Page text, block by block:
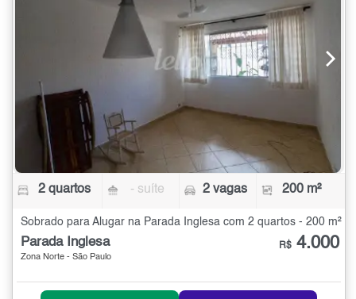
2 quartos - suíte 2 vagas 200 m²
Sobrado para Alugar na Parada Inglesa com 2 quartos - 200 m²
Parada Inglesa
Zona Norte - São Paulo
R$ 4.000